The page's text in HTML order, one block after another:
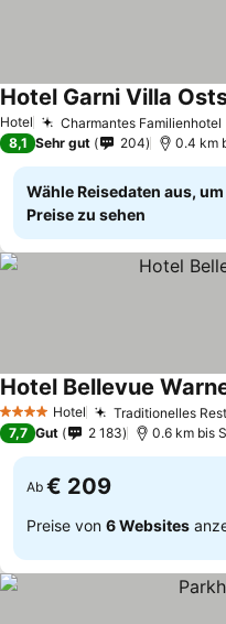
Hotel Charmantes Familienhotel
Hotel Garni Villa
8,1 Sehr gut 204 0.4 km
Wähle Reisedaten aus,
Preise zu sehen
4 Sterne Hotel Traditionelles
Hotel Bellevue
7,7 Gut 2 183 0.6 km bis
Ab € 209
Preise von 6 Websites